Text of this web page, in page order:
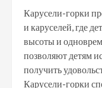
Карусели-горки
и каруселей, где
высоты и
позволяют детям
получить
Карусели-горки